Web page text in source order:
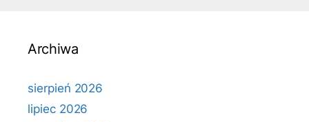
Archiwa
sierpień 2026
lipiec 2026